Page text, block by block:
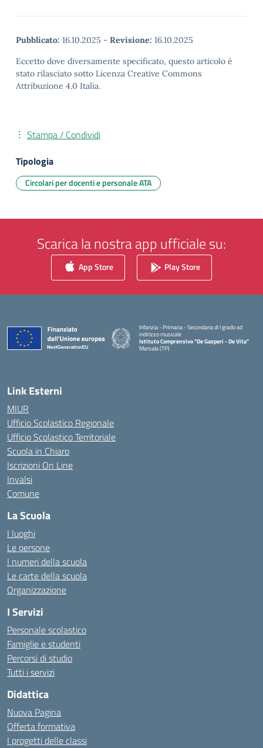
Pubblicato: 16.10.2025 - Revisione: 16.10.2025
Eccetto dove diversamente specificato, questo articolo è
stato rilasciato sotto Licenza Creative Commons
Attribuzione 4.0 Italia.
Stampa / Condividi
Tipologia
Circolari per docenti e personale ATA
Scarica la nostra app ufficiale su:
App Store Play Store
Infanzia - Primaria - Secondaria di I grado ad
indirizzo musicale
Istituto Comprensivo "De Gasperi - De Vita"
Marsala (TP)
Link Esterni
MIUR
Ufficio Scolastico Regionale
Ufficio Scolastico Territoriale
Scuola in Chiaro
Iscrizioni On Line
Invalsi
Comune
La Scuola
I luoghi
Le persone
I numeri della scuola
Le carte della scuola
Organizzazione
I Servizi
Personale scolastico
Famiglie e studenti
Percorsi di studio
Tutti i servizi
Didattica
Nuova Pagina
Offerta formativa
I progetti delle classi